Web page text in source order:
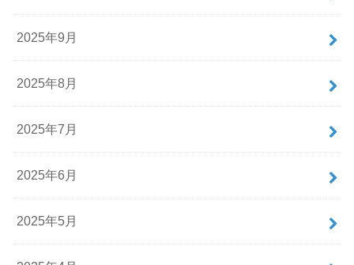
2025年9月
2025年8月
2025年7月
2025年6月
2025年5月